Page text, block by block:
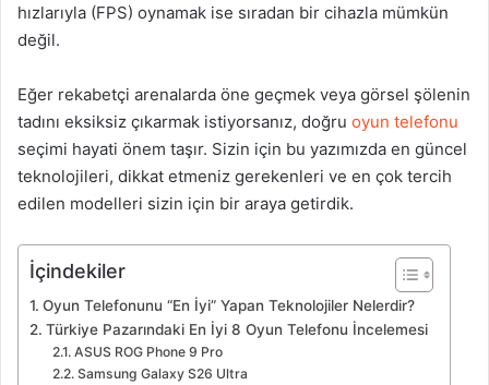
hızlarıyla (FPS) oynamak ise sıradan bir cihazla mümkün
değil.
Eğer rekabetçi arenalarda öne geçmek veya görsel şölenin
tadını eksiksiz çıkarmak istiyorsanız, doğru oyun telefonu
seçimi hayati önem taşır. Sizin için bu yazımızda en güncel
teknolojileri, dikkat etmeniz gerekenleri ve en çok tercih
edilen modelleri sizin için bir araya getirdik.
İçindekiler
Oyun Telefonunu “En İyi” Yapan Teknolojiler Nelerdir?
Türkiye Pazarındaki En İyi 8 Oyun Telefonu İncelemesi
ASUS ROG Phone 9 Pro
Samsung Galaxy S26 Ultra